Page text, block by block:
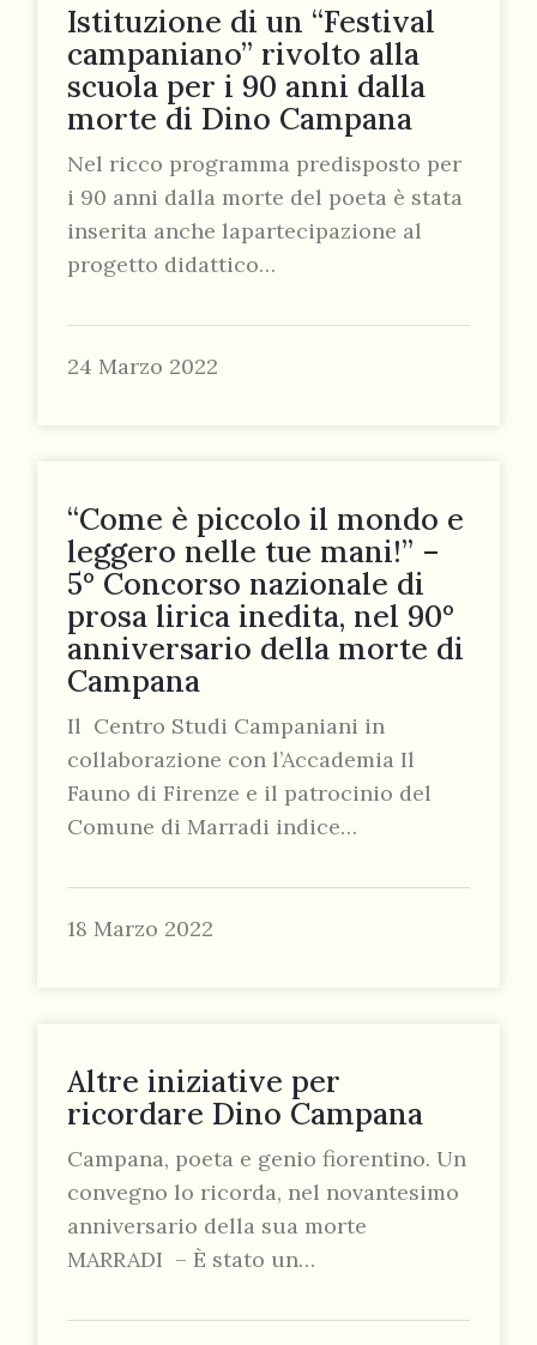
centrocampana@tiscali.it
Istituzione di un “Festival
campaniano” rivolto alla
scuola per i 90 anni dalla
morte di Dino Campana
Nel ricco programma predisposto per
i 90 anni dalla morte del poeta è stata
inserita anche lapartecipazione al
progetto didattico…
24 Marzo 2022
“Come è piccolo il mondo e
leggero nelle tue mani!” –
5° Concorso nazionale di
prosa lirica inedita, nel 90°
anniversario della morte di
Campana
Il Centro Studi Campaniani in
collaborazione con l’Accademia Il
Fauno di Firenze e il patrocinio del
Comune di Marradi indice…
18 Marzo 2022
Altre iniziative per
ricordare Dino Campana
Campana, poeta e genio fiorentino. Un
convegno lo ricorda, nel novantesimo
anniversario della sua morte
MARRADI – È stato un…